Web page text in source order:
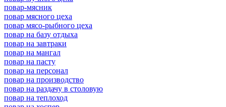
повар-мясник
повар мясного цеха
повар мясо-рыбного цеха
повар на базу отдыха
повар на завтраки
повар на мангал
повар на пасту
повар на персонал
повар на производство
повар на раздачу в столовую
повар на теплоход